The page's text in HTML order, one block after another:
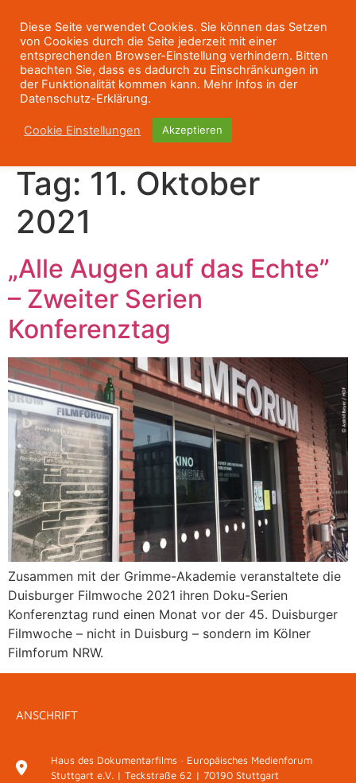
Tag: 11. Oktober
2021
„Alle Augen auf das Echte”
– Zweiter Serien
Konferenztag
Zusammen mit der Grimme-Akademie veranstaltete die
Duisburger Filmwoche 2021 ihren Doku-Serien
Konferenztag rund einen Monat vor der 45. Duisburger
Filmwoche – nicht in Duisburg – sondern im Kölner
Filmforum NRW.
ANSCHRIFT
Haus des Dokumentarfilms · Europäisches Medienforum
Stuttgart e.V. | Teckstraße 62 | 70190 Stuttgart
Diese Seite verwendet Cookies. Sie können das Setzen
von Cookies durch die Seite jederzeit mit einer
entsprechenden Browser-Einstellung verhindern. Bitten
beachten Sie, dass es dadurch zu Einschränkungen in
der Funktionalität kommen kann. Mehr Infos in der
Datenschutz-Erklärung.
Cookie Einstellungen Akzeptieren